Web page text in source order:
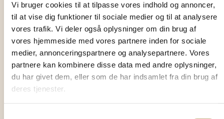
Vi bruger cookies til at tilpasse vores indhold og annoncer,
til at vise dig funktioner til sociale medier og til at analysere
vores trafik. Vi deler også oplysninger om din brug af
vores hjemmeside med vores partnere inden for sociale
medier, annonceringspartnere og analysepartnere. Vores
partnere kan kombinere disse data med andre oplysninger,
du har givet dem, eller som de har indsamlet fra din brug af
deres tjenester.
Perfekte
omgivelser til
gåture
Området omkring Vejers
byder på fantastiske